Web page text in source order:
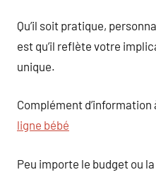
Qu’il soit pratique,
est qu’il reflète votre
unique.
Complément d’information
ligne bébé
Peu importe le budget ou